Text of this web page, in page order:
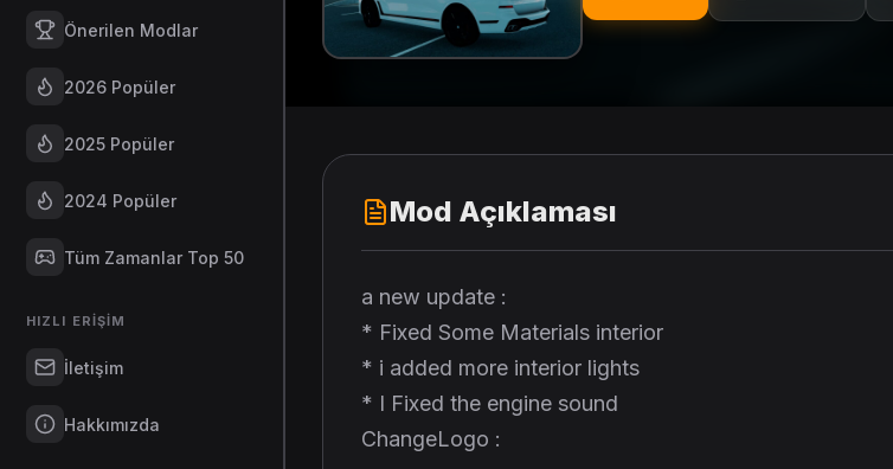
Önerilen Modlar
2026 Popüler
2025 Popüler
2024 Popüler
Tüm Zamanlar Top 50
HIZLI ERIŞIM
İletişim
Hakkımızda
Mod Açıklaması
a new update :
* Fixed Some Materials interior
* i added more interior lights
* I Fixed the engine sound
ChangeLogo :